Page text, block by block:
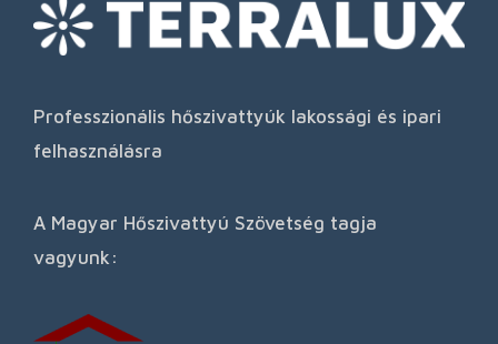
Professzionális hőszivattyúk lakossági és ipari
felhasználásra
A Magyar Hőszivattyú Szövetség tagja
vagyunk: